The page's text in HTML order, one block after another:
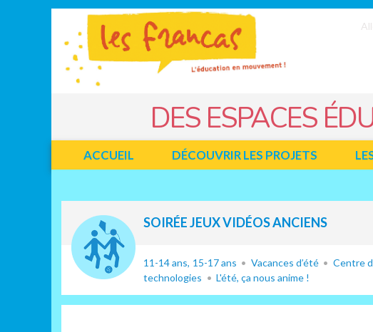
DES ESPACES
ACCUEIL DÉCOUVRIR LES PROJETS
FacebookTwitter
SOIRÉE JEUX VIDÉOS ANCIENS
11-14 ans 15-17 ans Vacances d’été Centre
technologies
L'été, ça nous anime !
Panneau de gestion des cookies